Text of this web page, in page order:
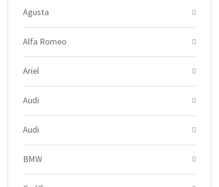
Agusta
Alfa Romeo
Ariel
Audi
Audi
BMW